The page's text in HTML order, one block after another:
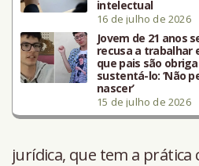
intelectual
16 de julho de 2026
Jovem de 21 anos
recusa a trabalhar
que pais são
sustentá-lo: ‘Não
nascer’
15 de julho de 2026
jurídica, que tem a prática